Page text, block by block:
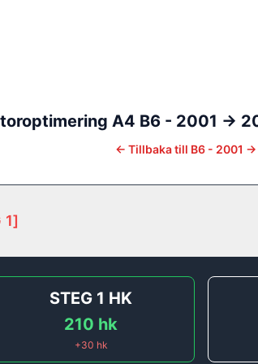
A4 B6 - 2001 ->
← Tillbaka till B6 - 2001 -
1]
STEG 1 HK
210 hk
+30 hk